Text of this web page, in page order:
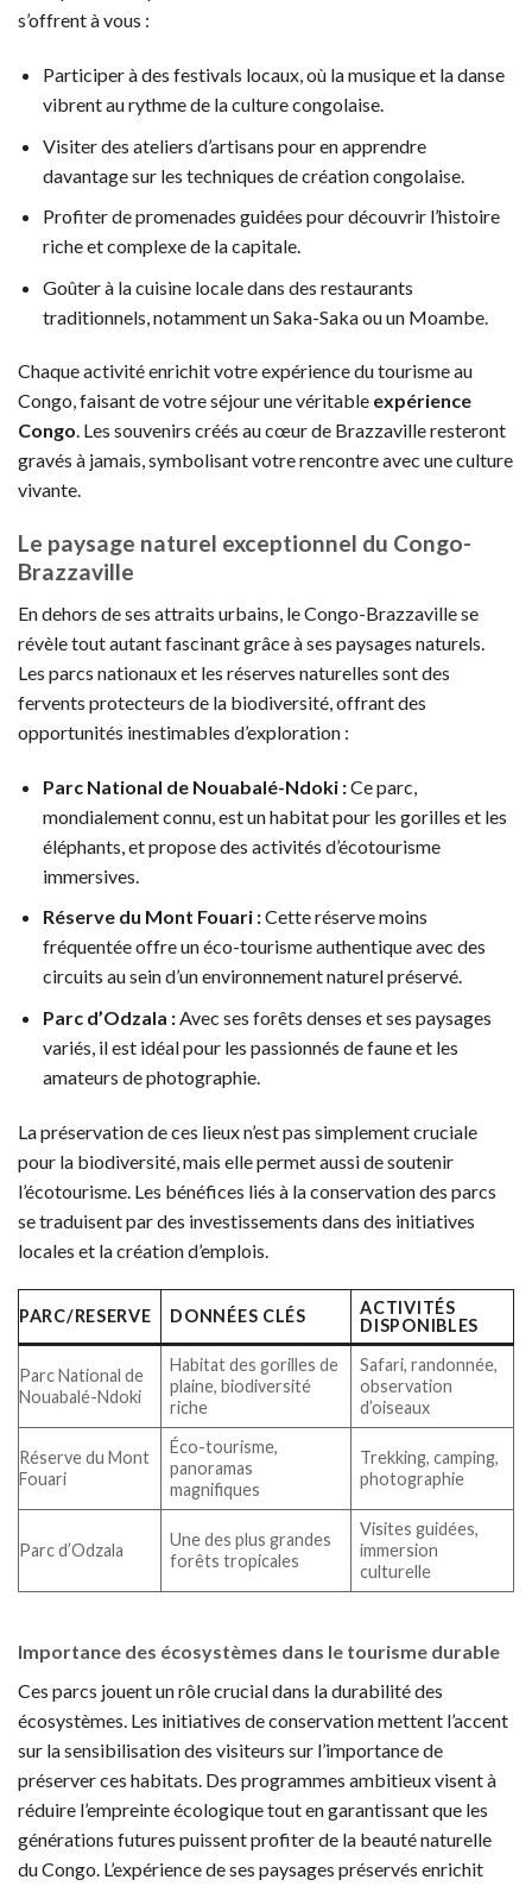
s’offrent à vous :
Participer à des festivals locaux, où la musique et la danse
vibrent au rythme de la culture congolaise.
Visiter des ateliers d’artisans pour en apprendre
davantage sur les techniques de création congolaise.
Profiter de promenades guidées pour découvrir l’histoire
riche et complexe de la capitale.
Goûter à la cuisine locale dans des restaurants
traditionnels, notamment un Saka-Saka ou un Moambe.
Chaque activité enrichit votre expérience du tourisme au
Congo, faisant de votre séjour une véritable expérience
Congo. Les souvenirs créés au cœur de Brazzaville resteront
gravés à jamais, symbolisant votre rencontre avec une culture
vivante.
Le paysage naturel exceptionnel du Congo-
Brazzaville
En dehors de ses attraits urbains, le Congo-Brazzaville se
révèle tout autant fascinant grâce à ses paysages naturels.
Les parcs nationaux et les réserves naturelles sont des
fervents protecteurs de la biodiversité, offrant des
opportunités inestimables d’exploration :
Parc National de Nouabalé-Ndoki :Ce parc,
mondialement connu, est un habitat pour les gorilles et les
éléphants, et propose des activités d’écotourisme
immersives.
Réserve du Mont Fouari :Cette réserve moins
fréquentée offre un éco-tourisme authentique avec des
circuits au sein d’un environnement naturel préservé.
Parc d’Odzala :Avec ses forêts denses et ses paysages
variés, il est idéal pour les passionnés de faune et les
amateurs de photographie.
La préservation de ces lieux n’est pas simplement cruciale
pour la biodiversité, mais elle permet aussi de soutenir
l’écotourisme. Les bénéfices liés à la conservation des parcs
se traduisent par des investissements dans des initiatives
locales et la création d’emplois.
PARC/RESERVE DONNÉES CLÉS
ACTIVITÉS
DISPONIBLES
Parc National de
Nouabalé-Ndoki
Habitat des gorilles de
plaine, biodiversité
riche
Safari, randonnée,
observation
d’oiseaux
Réserve du Mont
Fouari
Éco-tourisme,
panoramas
magnifiques
Trekking, camping,
photographie
Parc d’Odzala
Une des plus grandes
forêts tropicales
Visites guidées,
immersion
culturelle
Importance des écosystèmes dans le tourisme durable
Ces parcs jouent un rôle crucial dans la durabilité des
écosystèmes. Les initiatives de conservation mettent l’accent
sur la sensibilisation des visiteurs sur l’importance de
préserver ces habitats. Des programmes ambitieux visent à
réduire l’empreinte écologique tout en garantissant que les
générations futures puissent profiter de la beauté naturelle
du Congo. L’expérience de ses paysages préservés enrichit